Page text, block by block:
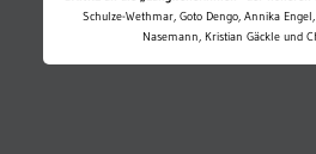
Schulze-Wethmar, Goto Dengo, Annika
Nasemann, Kristian Gäckle und